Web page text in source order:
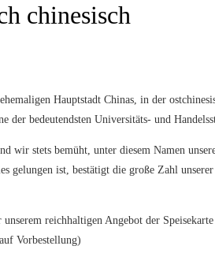
chinesisch
Hauptstadt Chinas, in der
der bedeutendsten Universitäts- und
wir stets bemüht, unter diesem Namen
gelungen ist, bestätigt die große Zahl
reichhaltigen Angebot der
Vorbestellung)